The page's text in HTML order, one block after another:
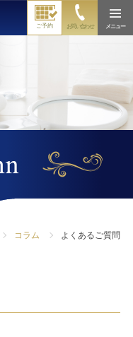
ご予約 お問い合わせ メニュー
コラム よくあるご質問